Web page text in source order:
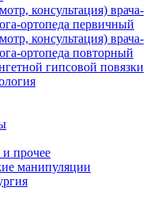
консультация) врача-
ортопеда первичный
консультация) врача-
ортопеда повторный
гипсовой повязки
и прочее
манипуляции